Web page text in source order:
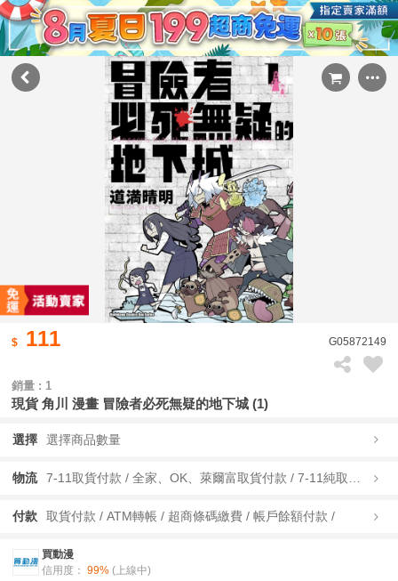
111 G05872149
銷量 : 1
現貨 角川 漫畫 冒險者必死無疑的地下城 (1)
選擇 選擇商品數量
物流
付款 取貨付款 / ATM轉帳 / 超商條碼繳費 / 帳戶餘額付款 /
買動漫
信用度： 99% (上線中)